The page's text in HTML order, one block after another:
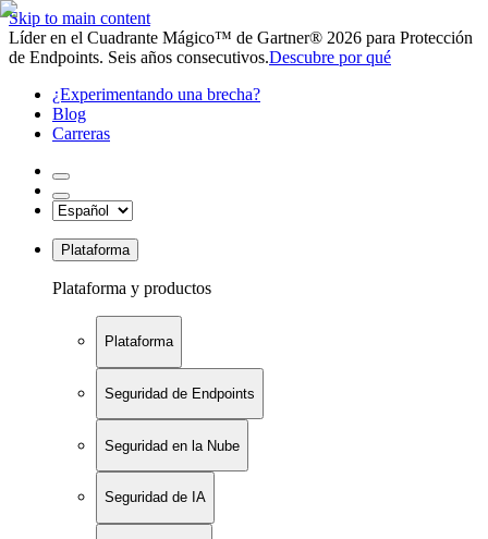
Skip to main content
Líder en el Cuadrante Mágico™ de Gartner® 2026 para Protección
de Endpoints. Seis años consecutivos.Descubre por qué
¿Experimentando una brecha?
Blog
Carreras
Plataforma
Plataforma y productos
Plataforma
Seguridad de Endpoints
Seguridad en la Nube
Seguridad de IA